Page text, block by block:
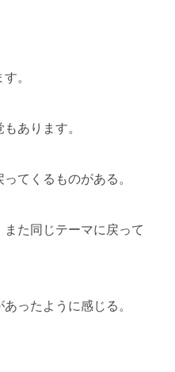
。
あります。
てくるものがある。
た同じテーマに戻って
ったように感じる。